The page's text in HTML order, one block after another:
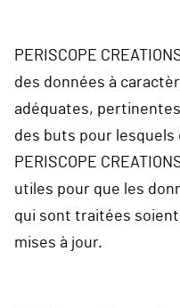
PERISCOPE
des données à
adéquates,
des buts pour
PERISCOPE
utiles pour que les
qui sont traitées
mises à jour.